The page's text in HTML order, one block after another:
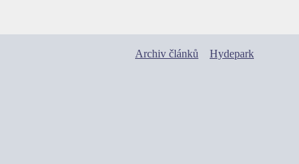
Archiv článků Hydepark